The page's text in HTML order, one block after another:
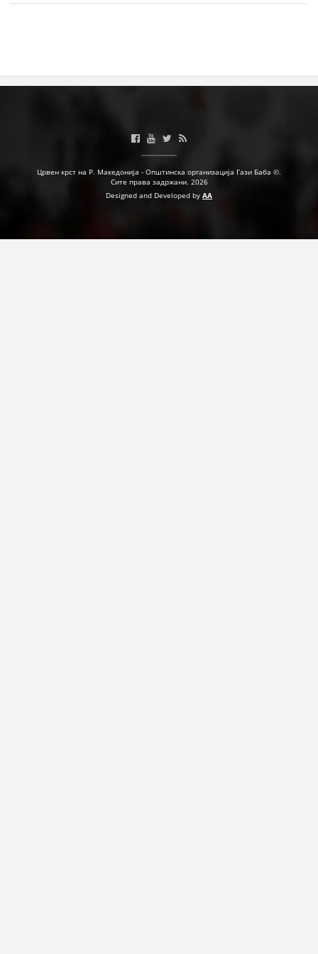
ЗДРАВСТВЕНО ПРЕВЕНТИВНА ДЕЈНОСТ
ПРВА ПОМОШ
КРВОДАРИТЕЛСТВО
МЕНАЏМЕНТ НА ВОЛОНТЕРИ
Црвен крст на Р. Македонија - Општинска организација Гази Баба ©.
Сите права задржани. 2026
Designed and Developed by AA